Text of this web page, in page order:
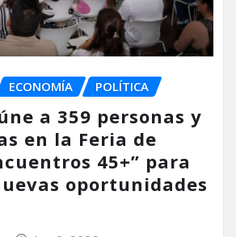
ECONOMÍA POLÍTICA
a 359 personas y
en la Feria de
45+” para
oportunidades